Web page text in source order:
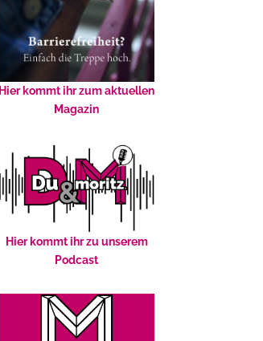
Hier kommt ihr zum aktuellen
Magazin
Hier kommt ihr zu unserem
Podcast